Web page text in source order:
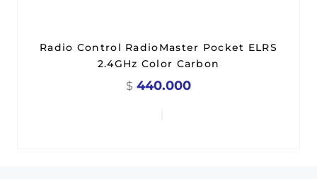
Radio Control RadioMaster Pocket ELRS
2.4GHz Color Carbon
$ 440.000